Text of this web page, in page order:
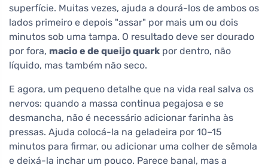
superfície. Muitas vezes, ajuda a dourá-los de ambos os
lados primeiro e depois "assar" por mais um ou dois
minutos sob uma tampa. O resultado deve ser dourado
por fora, macio e de queijo quark por dentro, não
líquido, mas também não seco.
E agora, um pequeno detalhe que na vida real salva os
nervos: quando a massa continua pegajosa e se
desmancha, não é necessário adicionar farinha às
pressas. Ajuda colocá-la na geladeira por 10–15
minutos para firmar, ou adicionar uma colher de sêmola
e deixá-la inchar um pouco. Parece banal, mas a